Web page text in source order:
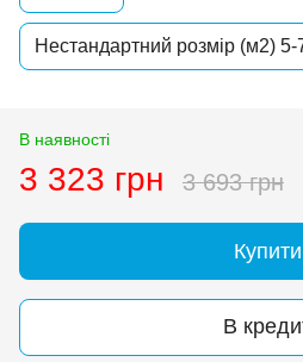
Нестандартний розмір (м2) 5-
В наявності
3 323 грн 3 693 грн
Купити
В